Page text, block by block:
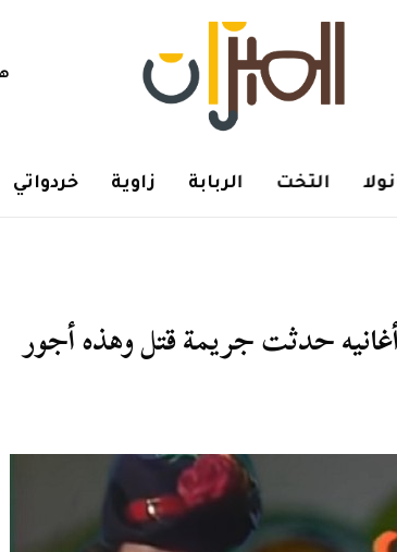
التخت الربابة زاوية خردواتي
حدثت جريمة قتل وهذه أجور